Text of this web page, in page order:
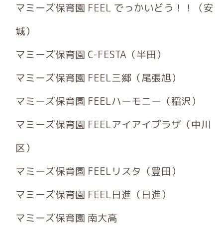
マミーズ保育園 FEEL でっかいどう！！（安
城）
マミーズ保育園 C-FESTA（半田）
マミーズ保育園 FEEL三郷（尾張旭）
マミーズ保育園 FEELハーモニー（稲沢）
マミーズ保育園 FEELアイアイプラザ（中川
区）
マミーズ保育園 FEELリスタ（豊田）
マミーズ保育園 FEEL日進（日進）
マミーズ保育園 南大高